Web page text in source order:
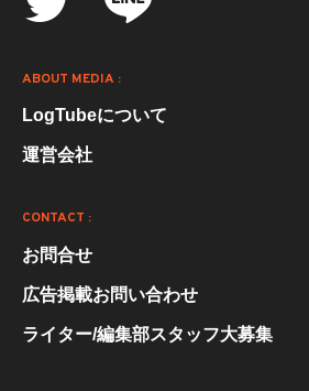
ABOUT MEDIA :
LogTubeについて
運営会社
CONTACT :
お問合せ
広告掲載お問い合わせ
ライター/編集部スタッフ大募集